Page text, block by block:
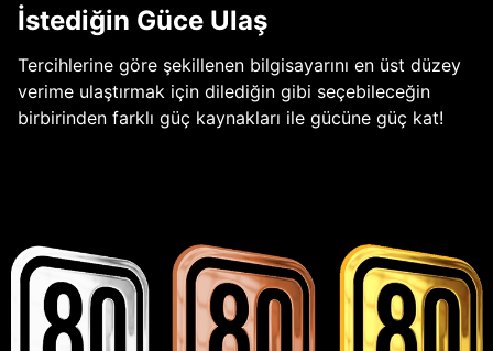
İstediğin Güce Ulaş
Tercihlerine göre şekillenen bilgisayarını en üst düzey
verime ulaştırmak için dilediğin gibi seçebileceğin
birbirinden farklı güç kaynakları ile gücüne güç kat!